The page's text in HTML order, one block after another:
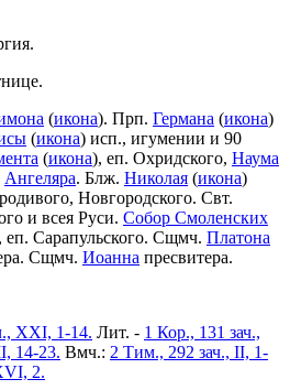
(икона). Прп. Германа (икона)
(икона) исп., игумении и 90
(икона), еп. Охридского, Наума
Ангеляра. Блж. Николая (икона)
Новгородского. Свт.
и всея Руси. Собор Смоленских
, еп. Сарапульского. Сщмч. Платона
Сщмч. Иоанна пресвитера.
XXI, 1-14. Лит. - 1 Кор., 131 зач.,
14-23. Вмч.: 2 Тим., 292 зач., II, 1-
2.